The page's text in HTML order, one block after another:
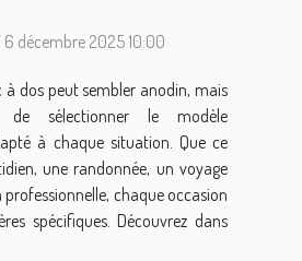
6 décembre 2025 10:00
à dos peut sembler anodin, mais
sélectionner le modèle
à chaque situation. Que ce
une randonnée, un voyage
chaque occasion
spécifiques. Découvrez dans